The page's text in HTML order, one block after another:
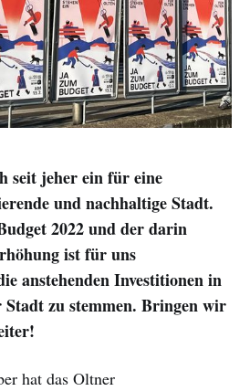
seit jeher ein für eine
und nachhaltige Stadt.
2022 und der darin
ist für uns
anstehenden Investitionen in
zu stemmen. Bringen wir
hat das Oltner